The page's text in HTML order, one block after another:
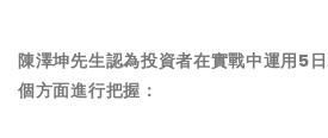
陳澤坤先生認為投資者在實戰中運用5
個方面進行把握：